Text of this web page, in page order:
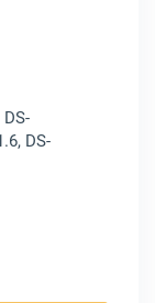
2.8-12мм
Камера
DS-